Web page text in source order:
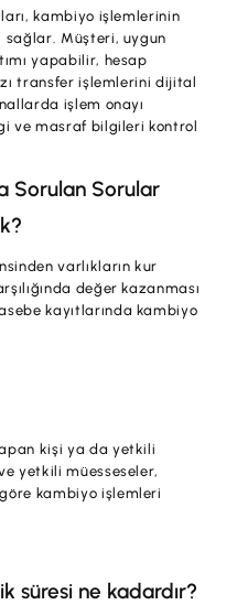
kambiyo işlemlerinin
sağlar. Müşteri, uygun
yapabilir, hesap
transfer işlemlerini dijital
işlem onayı
ve masraf bilgileri kontrol
Sorulan Sorular
varlıkların kur
değer kazanması
kayıtlarında kambiyo
kişi ya da yetkili
yetkili müesseseler,
kambiyo işlemleri
süresi ne kadardır?